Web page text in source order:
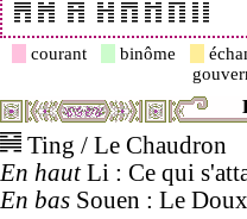
courant binôme
Ting / Le Chaudron
En hautLi : Ce qui
En bas Souen : Le